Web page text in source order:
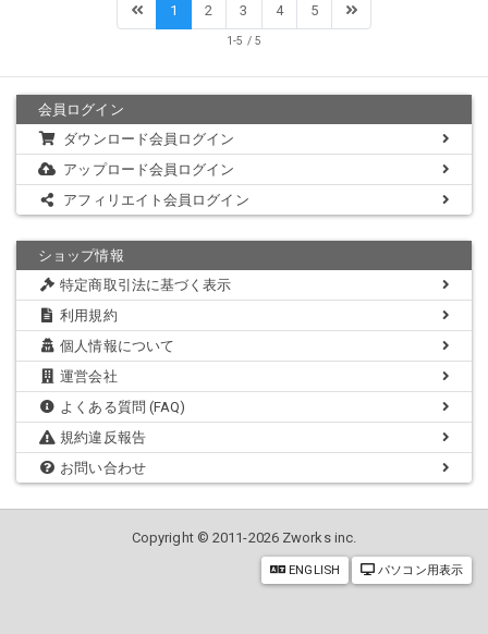
1 2 3 4 5
1-5 / 5
会員ログイン
ダウンロード会員ログイン
アップロード会員ログイン
アフィリエイト会員ログイン
ショップ情報
特定商取引法に基づく表示
利用規約
個人情報について
運営会社
よくある質問 (FAQ)
規約違反報告
お問い合わせ
Copyright © 2011-2026 Zworks inc.
ENGLISH パソコン用表示